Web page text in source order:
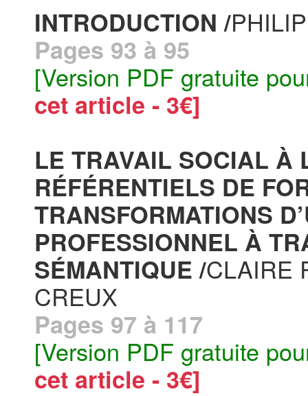
INTRODUCTION /
Pages 93 à 95
[Version PDF gratuite
cet article - 3€]
LE TRAVAIL SOCIAL À
RÉFÉRENTIELS DE
TRANSFORMATIONS
PROFESSIONNEL À
SÉMANTIQUE /CLAIRE
CREUX
Pages 97 à 117
[Version PDF gratuite
cet article - 3€]